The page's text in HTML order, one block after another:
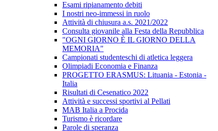
Esami ripianamento debiti
I nostri neo-immessi in ruolo
Attività di chiusura a.s. 2021/2022
Consulta giovanile alla Festa della Repubblica
"OGNI GIORNO È IL GIORNO DELLA
MEMORIA"
Campionati studenteschi di atletica leggera
Olimpiadi Economia e Finanza
PROGETTO ERASMUS: Lituania - Estonia -
Italia
Risultati di Cesenatico 2022
Attività e successi sportivi al Pellati
MAB Italia a Procida
Turismo è ricordare
Parole di speranza